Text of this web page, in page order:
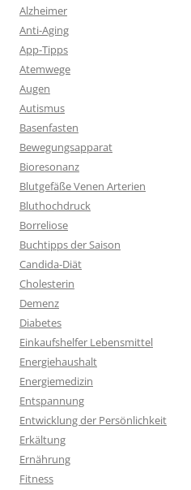
Alzheimer
Anti-Aging
App-Tipps
Atemwege
Augen
Autismus
Basenfasten
Bewegungsapparat
Bioresonanz
Blutgefäße Venen Arterien
Bluthochdruck
Borreliose
Buchtipps der Saison
Candida-Diät
Cholesterin
Demenz
Diabetes
Einkaufshelfer Lebensmittel
Energiehaushalt
Energiemedizin
Entspannung
Entwicklung der Persönlichkeit
Erkältung
Ernährung
Fitness